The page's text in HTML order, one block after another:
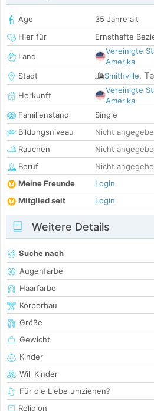
Age
35 Jahre alt
Hier für
Ernsthafte
Land
Vereinigte
Amerika
Stadt
Smithville,
Herkunft
Vereinigte
Amerika
Familienstand
Single
Bildungsniveau
Nicht
Rauchen
Nicht
Beruf
Nicht
Meine Freunde
Login
Mitglied seit
Login
Weitere Details
Suche nach
Augenfarbe
Haarfarbe
Körperbau
Größe
Gewicht
Kinder
Will Kinder
Für die Liebe umziehen?
Religion